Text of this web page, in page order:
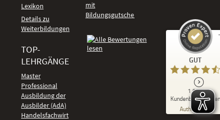
Lexikon
Details zu
Weiterbildungen
TOP-
LEHRGÄNGE
Master
Professional
Ausbildung der
Ausbilder (AdA)
Handelsfachwirt
mit
Bildungsgutschein
GUT
1.918
Kundenbewertungen
Authentizität
Kundenbewertungen und Erfahrungen zu
DeLSt - Deutsches eLearning Studieninstitut
92
%
Empfehlungen auf
ProvenExpert.com